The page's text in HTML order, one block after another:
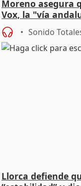
Moreno asegura
Vox, la "vía
"cambiar"
Sonido
Llorca defiende